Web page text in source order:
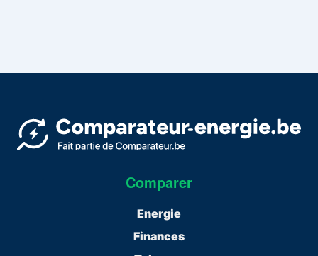
Comparer
Energie
Finances